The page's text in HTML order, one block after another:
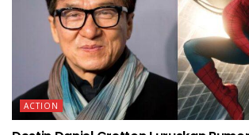
ACTION